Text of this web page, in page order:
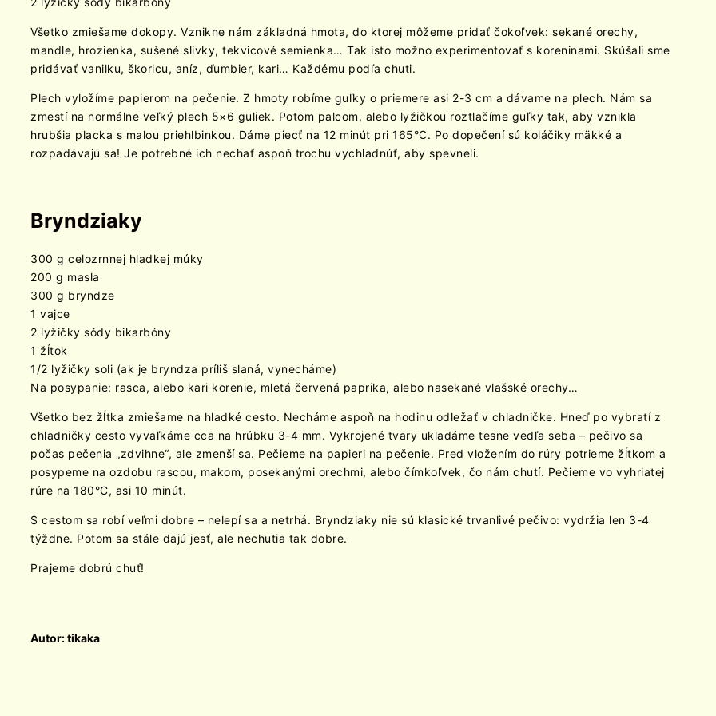
Všetko zmiešame dokopy. Vznikne nám základná hmota, do ktorej môžeme pridať čokoľvek: sekané orechy,
mandle, hrozienka, sušené slivky, tekvicové semienka… Tak isto možno experimentovať s koreninami. Skúšali sme
pridávať vanilku, škoricu, aníz, ďumbier, kari… Každému podľa chuti.
Plech vyložíme papierom na pečenie. Z hmoty robíme guľky o priemere asi 2-3 cm a dávame na plech. Nám sa
zmestí na normálne veľký plech 5×6 guliek. Potom palcom, alebo lyžičkou roztlačíme guľky tak, aby vznikla
hrubšia placka s malou priehlbinkou. Dáme piecť na 12 minút pri 165°C. Po dopečení sú koláčiky mäkké a
rozpadávajú sa! Je potrebné ich nechať aspoň trochu vychladnúť, aby spevneli.
Bryndziaky
300 g celozrnnej hladkej múky
200 g masla
300 g bryndze
1 vajce
2 lyžičky sódy bikarbóny
1 žĺtok
1/2 lyžičky soli (ak je bryndza príliš slaná, vynecháme)
Na posypanie: rasca, alebo kari korenie, mletá červená paprika, alebo nasekané vlašské orechy…
Všetko bez žĺtka zmiešame na hladké cesto. Necháme aspoň na hodinu odležať v chladničke. Hneď po vybratí z
chladničky cesto vyvaľkáme cca na hrúbku 3-4 mm. Vykrojené tvary ukladáme tesne vedľa seba – pečivo sa
počas pečenia „zdvihne“, ale zmenší sa. Pečieme na papieri na pečenie. Pred vložením do rúry potrieme žĺtkom a
posypeme na ozdobu rascou, makom, posekanými orechmi, alebo čímkoľvek, čo nám chutí. Pečieme vo vyhriatej
rúre na 180°C, asi 10 minút.
S cestom sa robí veľmi dobre – nelepí sa a netrhá. Bryndziaky nie sú klasické trvanlivé pečivo: vydržia len 3-4
týždne. Potom sa stále dajú jesť, ale nechutia tak dobre.
Prajeme dobrú chuť!
Autor: tikaka